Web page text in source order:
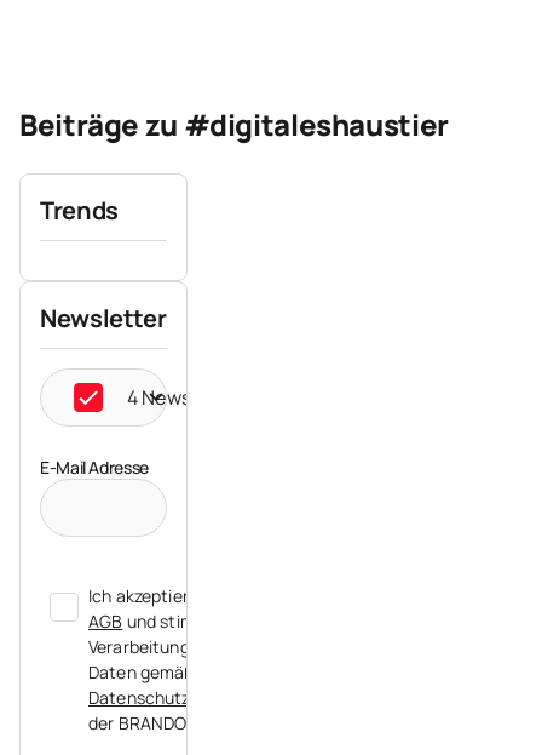
Beiträge zu #digitaleshaustier
Trends
Newsletter
4 Newsletter ausgewählt
E-Mail Adresse
Ich akzeptiere die
AGB und stimme der
Verarbeitung meiner
Daten gemäß der
Datenschutzerklärung
der BRANDORA zu.